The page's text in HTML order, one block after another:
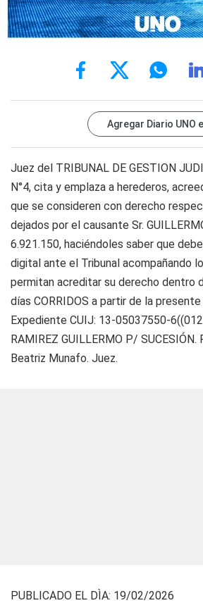
Agregar Diario UNO
Juez del TRIBUNAL DE GESTION
N°4, cita y emplaza a herederos,
que se consideren con derecho
dejados por el causante Sr.
6.921.150, haciéndoles saber que
digital ante el Tribunal acompañando
permitan acreditar su derecho dentro
días CORRIDOS a partir de la
Expediente CUIJ: 13-05037550-
RAMIREZ GUILLERMO P/ SUCESIÓN.
Beatriz Munafo. Juez.
PUBLICADO EL DÌA: 19/02/2026